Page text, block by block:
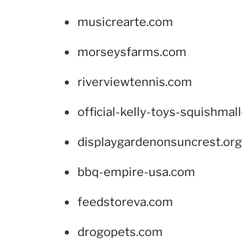
musicrearte.com
morseysfarms.com
riverviewtennis.com
official-kelly-toys-
displaygardenonsuncrest.org
bbq-empire-usa.com
feedstoreva.com
drogopets.com